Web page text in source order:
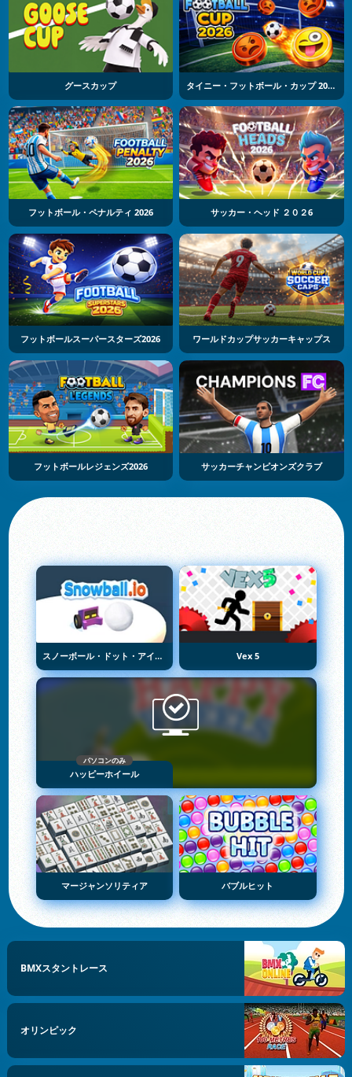
グースカップ タイニー・フットボール・カップ 2026
フットボール・ペナルティ 2026 サッカー・ヘッド ２０２6
フットボールスーパースターズ2026 ワールドカップサッカーキャップス
フットボールレジェンズ2026 サッカーチャンピオンズクラブ
スノーボール・ドット・アイオー Vex 5
パソコンのみ
ハッピーホイール
マージャンソリティア バブルヒット
BMXスタントレース
オリンピック